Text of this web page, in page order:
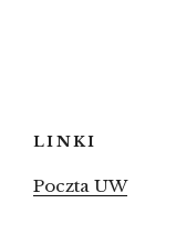
LINKI
Poczta UW